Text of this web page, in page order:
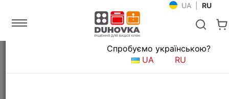
UA RU
Встраиваемая техника Духовые шкафы
Духовой шкаф Fabiano FBO 21 Black
Язык магазина
Спробуємо українською?
UA
RU